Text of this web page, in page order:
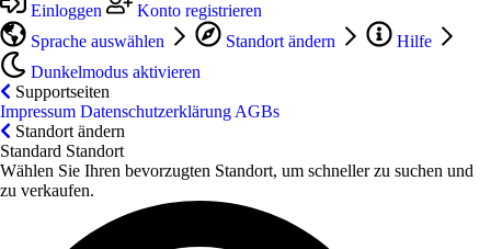
Einloggen
Konto registrieren
Sprache auswählen
Standort ändern
Hilfe
Dunkelmodus aktivieren
Supportseiten
Impressum Datenschutzerklärung AGBs
Standort ändern
Standard Standort
Wählen Sie Ihren bevorzugten Standort, um schneller zu suchen und
zu verkaufen.